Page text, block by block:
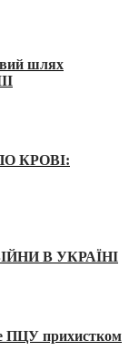
шлях
КРОВІ:
В УКРАЇНІ
ПЦУ прихистком